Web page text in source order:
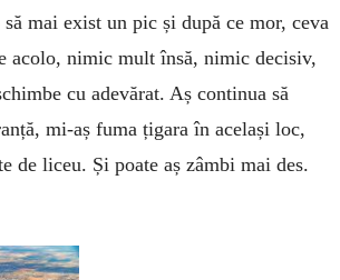
mai exist un pic și după ce mor, ceva
acolo, nimic mult însă, nimic decisiv,
cu adevărat. Aș continua să
mi-aș fuma țigara în același loc,
de liceu. Și poate aș zâmbi mai des.